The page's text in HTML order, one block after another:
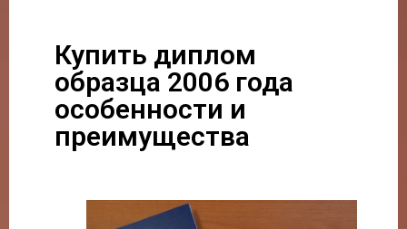
Купить диплом
образца 2006 года
особенности и
преимущества